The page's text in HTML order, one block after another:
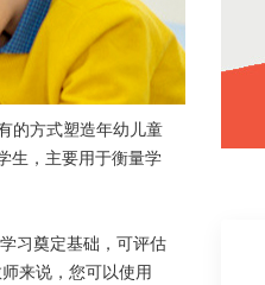
的方式塑造年幼儿童
生，主要用于衡量学
习奠定基础，可评估
来说，您可以使用